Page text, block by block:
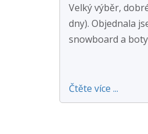
Velký výběr,
dny). Objednala
snowboard a
Čtěte více ...